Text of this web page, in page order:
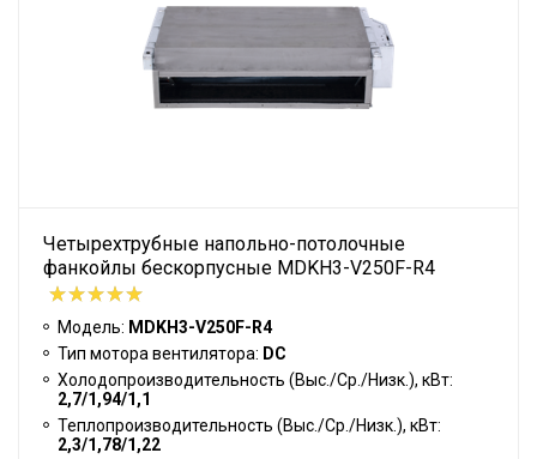
Четырехтрубные напольно-потолочные
фанкойлы бескорпусные MDKH3-V250F-R4
Модель: MDKH3-V250F-R4
Тип мотора вентилятора: DC
Холодопроизводительность (Выс./Ср./Низк.), кВт:
2,7/1,94/1,1
Теплопроизводительность (Выс./Ср./Низк.), кВт:
2,3/1,78/1,22